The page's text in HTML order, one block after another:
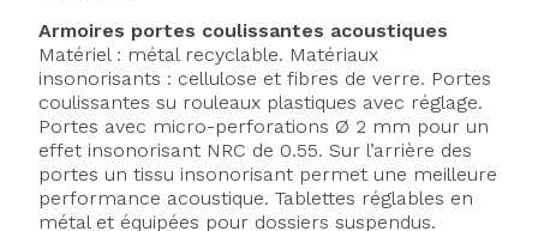
Armoires portes coulissantes acoustiques
Matériel : métal recyclable. Matériaux
insonorisants : cellulose et fibres de verre. Portes
coulissantes su rouleaux plastiques avec réglage.
Portes avec micro-perforations Ø 2 mm pour un
effet insonorisant NRC de 0.55. Sur l’arrière des
portes un tissu insonorisant permet une meilleure
performance acoustique. Tablettes réglables en
métal et équipées pour dossiers suspendus.